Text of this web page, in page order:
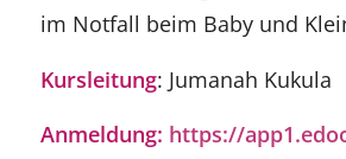
im Notfall beim Baby und
Kursleitung: Jumanah Kukula
Anmeldung: https://